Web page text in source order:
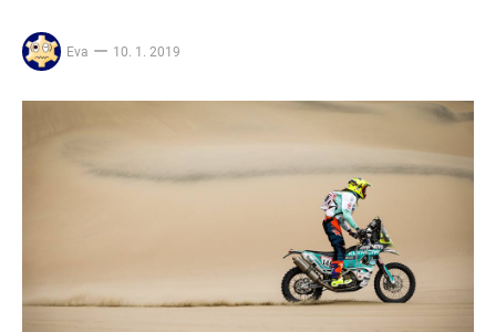
Eva 10. 1. 2019